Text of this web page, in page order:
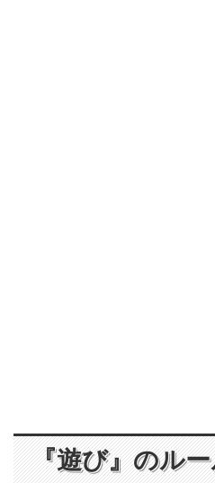
『遊び』のルー